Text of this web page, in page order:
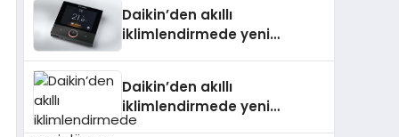
Daikin’den akıllı
iklimlendirmede yeni
Daikin’den akıllı
iklimlendirmede yeni
dönem: Madoka Plus